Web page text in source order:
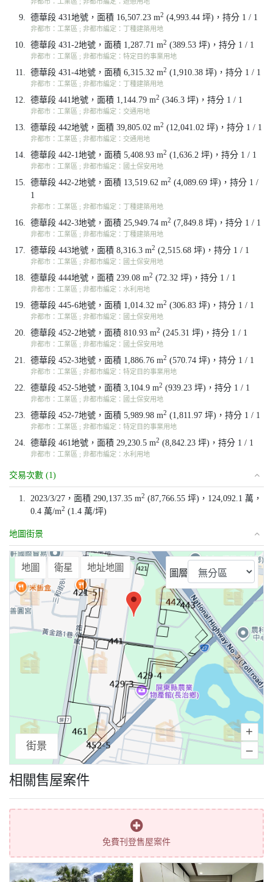
9. 德華段 431地號，面積 16,507.23 m2 (4,993.44 坪)，持分 1 / 1
非都市：工業區 ; 非都市編定：丁種建築用地
10. 德華段 431-2地號，面積 1,287.71 m2 (389.53 坪)，持分 1 / 1
非都市：工業區 ; 非都市編定：特定目的事業用地
11. 德華段 431-4地號，面積 6,315.32 m2 (1,910.38 坪)，持分 1 / 1
非都市：工業區 ; 非都市編定：丁種建築用地
12. 德華段 441地號，面積 1,144.79 m2 (346.3 坪)，持分 1 / 1
非都市：工業區 ; 非都市編定：交通用地
13. 德華段 442地號，面積 39,805.02 m2 (12,041.02 坪)，持分 1 / 1
非都市：工業區 ; 非都市編定：交通用地
14. 德華段 442-1地號，面積 5,408.93 m2 (1,636.2 坪)，持分 1 / 1
非都市：工業區 ; 非都市編定：國土保安用地
15. 德華段 442-2地號，面積 13,519.62 m2 (4,089.69 坪)，持分 1 /
1
非都市：工業區 ; 非都市編定：丁種建築用地
16. 德華段 442-3地號，面積 25,949.74 m2 (7,849.8 坪)，持分 1 / 1
非都市：工業區 ; 非都市編定：丁種建築用地
17. 德華段 443地號，面積 8,316.3 m2 (2,515.68 坪)，持分 1 / 1
非都市：工業區 ; 非都市編定：國土保安用地
18. 德華段 444地號，面積 239.08 m2 (72.32 坪)，持分 1 / 1
非都市：工業區 ; 非都市編定：水利用地
19. 德華段 445-6地號，面積 1,014.32 m2 (306.83 坪)，持分 1 / 1
非都市：工業區 ; 非都市編定：國土保安用地
20. 德華段 452-2地號，面積 810.93 m2 (245.31 坪)，持分 1 / 1
非都市：工業區 ; 非都市編定：國土保安用地
21. 德華段 452-3地號，面積 1,886.76 m2 (570.74 坪)，持分 1 / 1
非都市：工業區 ; 非都市編定：特定目的事業用地
22. 德華段 452-5地號，面積 3,104.9 m2 (939.23 坪)，持分 1 / 1
非都市：工業區 ; 非都市編定：國土保安用地
23. 德華段 452-7地號，面積 5,989.98 m2 (1,811.97 坪)，持分 1 / 1
非都市：工業區 ; 非都市編定：特定目的事業用地
24. 德華段 461地號，面積 29,230.5 m2 (8,842.23 坪)，持分 1 / 1
非都市：工業區 ; 非都市編定：水利用地
交易次數 (1)
1. 2023/3/27，面積 290,137.35 m2 (87,766.55 坪)，124,092.1 萬，
0.4 萬/m2 (1.4 萬/坪)
地圖街景
+
–
⤢
地圖 衛星 地址地圖
圖層
街景
相關售屋案件
免費刊登售屋案件